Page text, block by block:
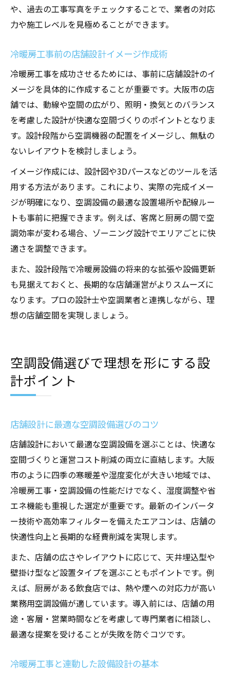
や、過去の工事写真をチェックすることで、業者の対応
力や施工レベルを見極めることができます。
冷暖房工事前の店舗設計イメージ作成術
冷暖房工事を成功させるためには、事前に店舗設計のイ
メージを具体的に作成することが重要です。大阪市の店
舗では、動線や空間の広がり、照明・換気とのバランス
を考慮した設計が快適な空間づくりのポイントとなりま
す。設計段階から空調機器の配置をイメージし、無駄の
ないレイアウトを検討しましょう。
イメージ作成には、設計図や3Dパースなどのツールを活
用する方法があります。これにより、実際の完成イメー
ジが明確になり、空調設備の最適な設置場所や配線ルー
トも事前に把握できます。例えば、客席と厨房の間で空
調効率が変わる場合、ゾーニング設計でエリアごとに快
適さを調整できます。
また、設計段階で冷暖房設備の将来的な拡張や設備更新
も見据えておくと、長期的な店舗運営がよりスムーズに
なります。プロの設計士や空調業者と連携しながら、理
想の店舗空間を実現しましょう。
空調設備選びで理想を形にする設
計ポイント
店舗設計に最適な空調設備選びのコツ
店舗設計において最適な空調設備を選ぶことは、快適な
空間づくりと運営コスト削減の両立に直結します。大阪
市のように四季の寒暖差や湿度変化が大きい地域では、
冷暖房工事・空調設備の性能だけでなく、湿度調整や省
エネ機能も重視した選定が重要です。最新のインバータ
ー技術や高効率フィルターを備えたエアコンは、店舗の
快適性向上と長期的な経費削減を実現します。
また、店舗の広さやレイアウトに応じて、天井埋込型や
壁掛け型など設置タイプを選ぶこともポイントです。例
えば、厨房がある飲食店では、熱や煙への対応力が高い
業務用空調設備が適しています。導入前には、店舗の用
途・客層・営業時間などを考慮して専門業者に相談し、
最適な提案を受けることが失敗を防ぐコツです。
冷暖房工事と連動した設備設計の基本